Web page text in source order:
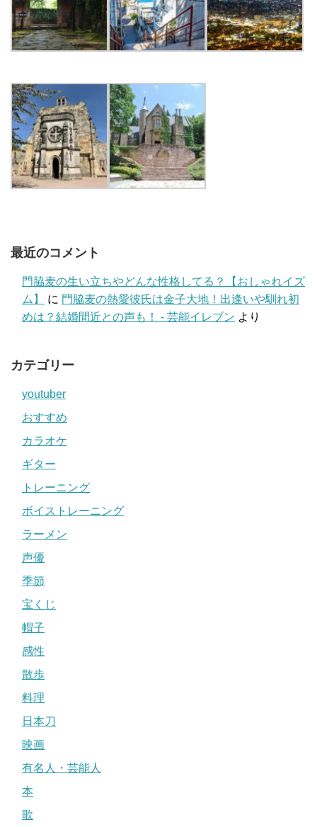
最近のコメント
門脇麦の生い立ちやどんな性格してる？【おしゃれイズ
ム】
に 門脇麦の熱愛彼氏は金子大地！出逢いや馴れ初
めは？結婚間近との声も！ - 芸能イレブン より
カテゴリー
youtuber
おすすめ
カラオケ
ギター
トレーニング
ボイストレーニング
ラーメン
声優
季節
宝くじ
帽子
感性
散歩
料理
日本刀
映画
有名人・芸能人
本
歌